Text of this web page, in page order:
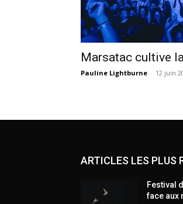
Marsatac cultive
Pauline Lightburne - 12 juin
ARTICLES LES PLUS
Festival
face aux